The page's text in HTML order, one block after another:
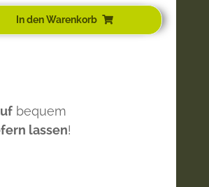
In den Warenkorb
bequem
lassen!